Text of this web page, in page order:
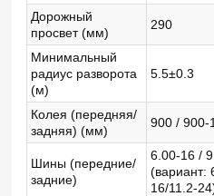
Дорожный
просвет (мм)
290
Минимальный
радиус разворота
(м)
5.5±0.3
Колея (передняя/
задняя) (мм)
900 / 900-
Шины (передние/
задние)
6.00-16 /
(вариант:
16/11.2-